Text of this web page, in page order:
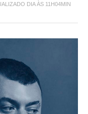
DIA ÀS 11H04MIN